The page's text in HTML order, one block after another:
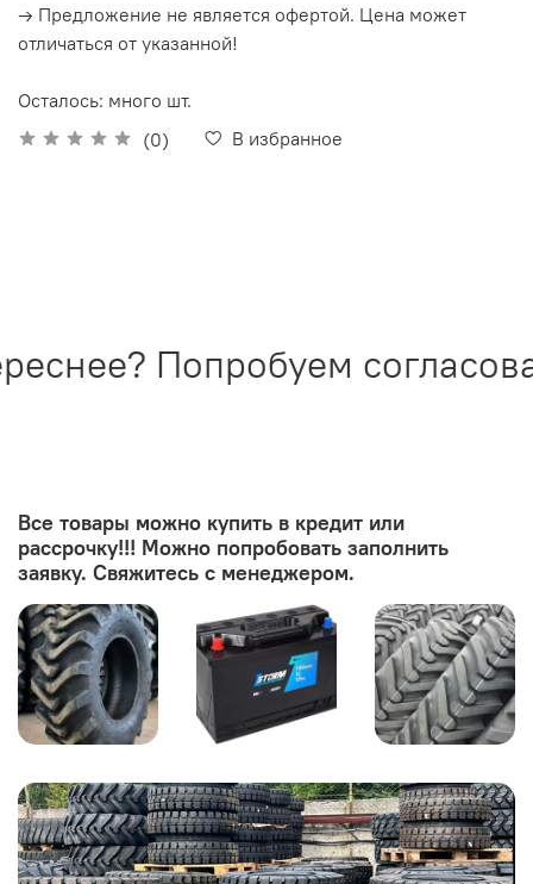
(0) В избранное
→ Предложение не является офертой. Цена может
отличаться от указанной!
Осталось: много шт.
Попробуем
Все товары можно купить в кредит или
рассрочку!!! Можно попробовать заполнить
заявку. Свяжитесь с менеджером.